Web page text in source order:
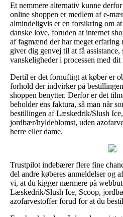
Et nemmere alternativ kunne
online shoppen er medlem af e-
almindeligvis er en forsikring om
danske love, foruden at internet
af fagmænd der har meget
giver dig genvej til at få
vanskeligheder i processen med
Dertil er det fornuftigt at køber er
forhold der indvirker på
shoppen benytter. Derfor er det
beholder ens faktura, så man når
bestillingen af Læskedrik/Slush
jordbær/hyldeblomst, uden
herre eller dame.
Trustpilot indebærer flere fine
del andre køberes anmeldelser og
vi, at du kigger nærmere på
Læskedrik/Slush Ice, Scoop,
azofarvestoffer forud for at du